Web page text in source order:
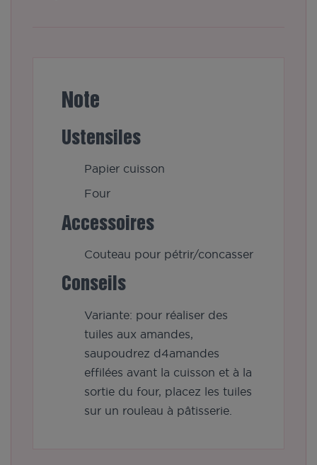
Note
Ustensiles
Papier cuisson
Four
Accessoires
Couteau pour pétrir/concasser
Conseils
Variante: pour réaliser des
tuiles aux amandes,
saupoudrez d4amandes
effilées avant la cuisson et à la
sortie du four, placez les tuiles
sur un rouleau à pâtisserie.